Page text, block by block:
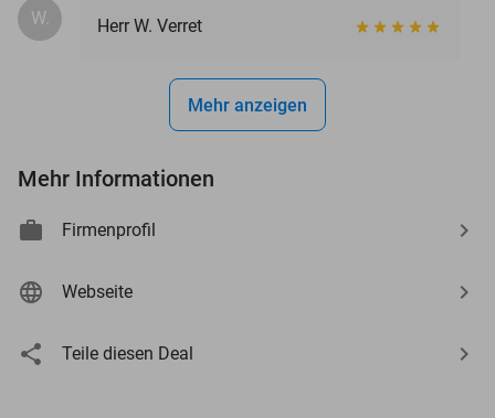
W. Herr W. Verret
Mehr anzeigen
Mehr Informationen
Firmenprofil
Webseite
Teile diesen Deal